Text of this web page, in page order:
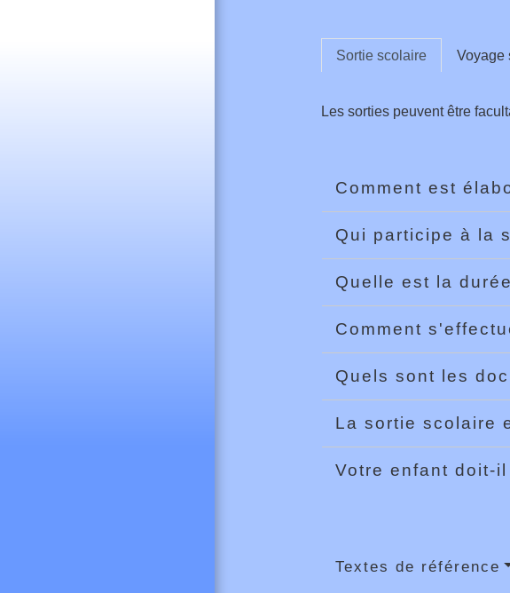
Sortie scolaire Voyage
Les sorties peuvent être
Comment est
Qui participe à la
Quelle est la
Comment
Quels sont les
La sortie scolaire
Votre enfant doit-
Textes de référence